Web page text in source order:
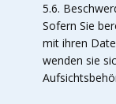
5.6.
Sofern Sie
mit ihren
wenden sie